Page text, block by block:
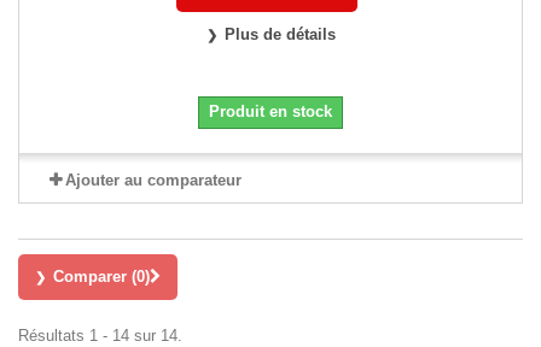
Plus de détails
Produit en stock
Ajouter au comparateur
Comparer (0)
Résultats 1 - 14 sur 14.